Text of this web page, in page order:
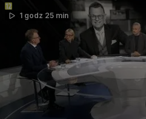
1 godz 25 min